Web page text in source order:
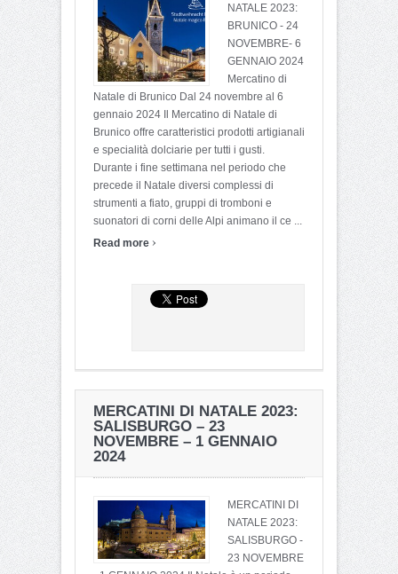
NATALE 2023:
BRUNICO - 24
NOVEMBRE- 6
GENNAIO 2024
Mercatino di
Natale di Brunico Dal 24 novembre al 6
gennaio 2024 Il Mercatino di Natale di
Brunico offre caratteristici prodotti artigianali
e specialità dolciarie per tutti i gusti.
Durante i fine settimana nel periodo che
precede il Natale diversi complessi di
strumenti a fiato, gruppi di tromboni e
suonatori di corni delle Alpi animano il ce ...
Read more ›
MERCATINI DI NATALE 2023:
SALISBURGO – 23
NOVEMBRE – 1 GENNAIO
2024
MERCATINI DI
NATALE 2023:
SALISBURGO -
23 NOVEMBRE